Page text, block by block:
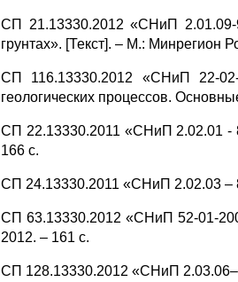
СП 21.13330.2012 «СНиП 2.01.09-
грунтах». [Текст]. – М.: Минрегион
СП 116.13330.2012 «СНиП 22-
геологических процессов.
СП 22.13330.2011 «СНиП 2.02.01 -
166 с.
СП 24.13330.2011 «СНиП 2.02.03 –
СП 63.13330.2012 «СНиП 52-01-
2012. – 161 с.
СП 128.13330.2012 «СНиП